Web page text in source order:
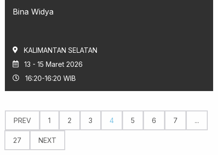
Bina Widya
KALIMANTAN SELATAN
13 - 15 Maret 2026
16:20-16:20 WIB
PREV 1 2 3 4 5 6 7 ...
27 NEXT